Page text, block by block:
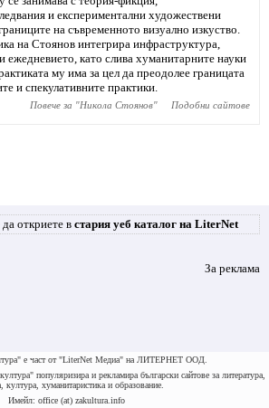
и експериментални художествени
на съвременното визуално изкуство.
на Стоянов интегрира инфраструктура,
ежедневието, като слива хуманитарните науки
му има за цел да преодолее границата
и спекулативните практики.
Повече за "Никола Стоянов" Подобни сайтове
откриете в стария уеб каталог на LiterNet
За реклама
е част от "LiterNet Медиа" на ЛИТЕРНЕТ ООД.
популяризира и рекламира български сайтове за литература,
култура, хуманитаристика и образование.
Имейл: office (at) zakultura.info